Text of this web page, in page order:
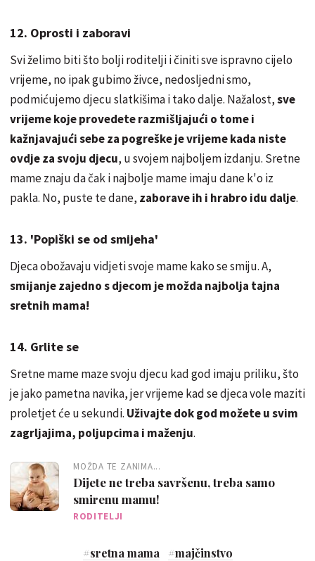
12. Oprosti i zaboravi
Svi želimo biti što bolji roditelji i činiti sve ispravno cijelo
vrijeme, no ipak gubimo živce, nedosljedni smo,
podmićujemo djecu slatkišima i tako dalje. Nažalost,sve
vrijeme koje provedete razmišljajući o tome i
kažnjavajući sebe za pogreške je vrijeme kada niste
ovdje za svoju djecu, u svojem najboljem izdanju. Sretne
mame znaju da čak i najbolje mame imaju dane k'o iz
pakla. No, puste te dane, zaborave ih i hrabro idu dalje.
13. 'Popiški se od smijeha'
Djeca obožavaju vidjeti svoje mame kako se smiju. A,
smijanje zajedno s djecom je možda najbolja tajna
sretnih mama!
14. Grlite se
Sretne mame maze svoju djecu kad god imaju priliku, što
je jako pametna navika, jer vrijeme kad se djeca vole maziti
proletjet će u sekundi. Uživajte dok god možete u svim
zagrljajima, poljupcima i maženju.
MOŽDA TE ZANIMA...
Dijete ne treba savršenu, treba samo
smirenu mamu!
RODITELJI
#sretna mama #majčinstvo